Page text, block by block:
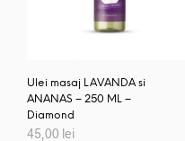
Ulei masaj LAVANDA si
ANANAS – 250 ML –
Diamond
45,00 lei